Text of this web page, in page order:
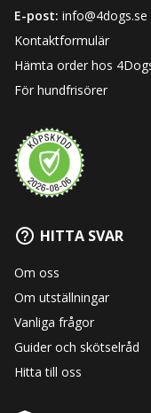
E-post: info@4dogs.se
Kontaktformulär
Hämta order hos
För hundfrisörer
HITTA SVAR
Om oss
Om utställningar
Vanliga frågor
Guider och skötselråd
Hitta till oss